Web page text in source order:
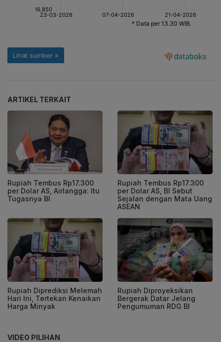
ARTIKEL TERKAIT
Rupiah Tembus Rp17.300
per Dolar AS, Airlangga: Itu
Tugasnya BI
Rupiah Tembus Rp17.300
per Dolar AS, BI Sebut
Sejalan dengan Mata Uang
ASEAN
Rupiah Diprediksi Melemah
Hari Ini, Tertekan Kenaikan
Harga Minyak
Rupiah Diproyeksikan
Bergerak Datar Jelang
Pengumuman RDG BI
VIDEO PILIHAN